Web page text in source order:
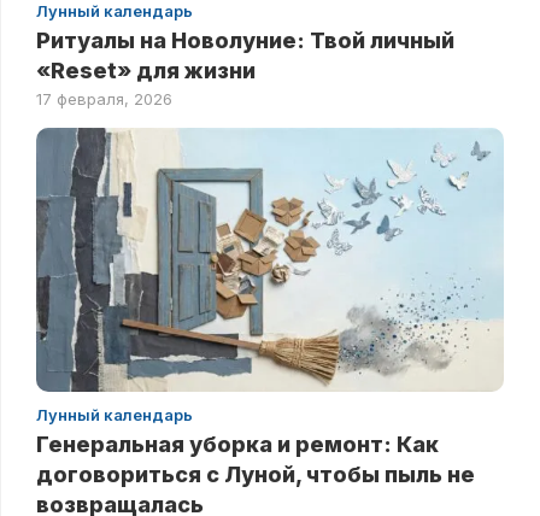
Лунный календарь
Ритуалы на Новолуние: Твой личный
«Reset» для жизни
17 февраля, 2026
Лунный календарь
Генеральная уборка и ремонт: Как
договориться с Луной, чтобы пыль не
возвращалась